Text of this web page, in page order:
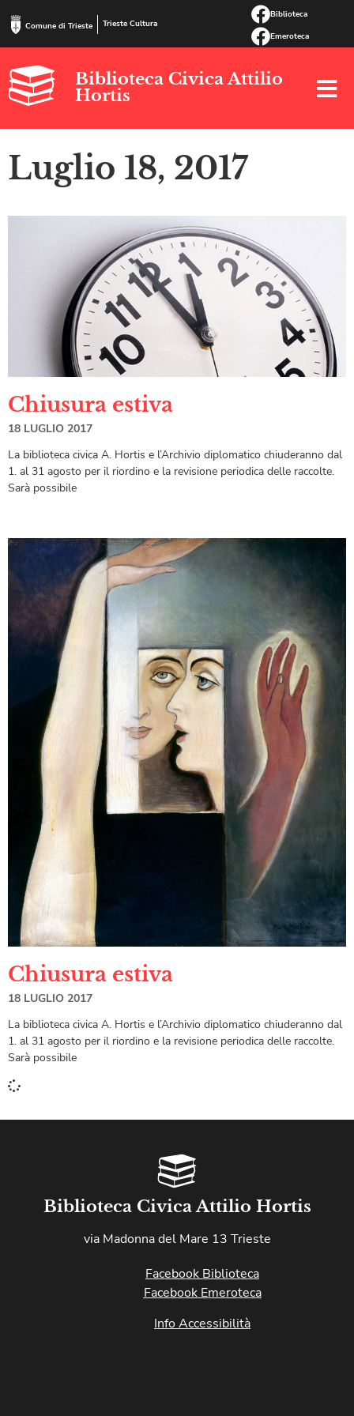
Comune di Trieste Trieste Cultura
Biblioteca
Emeroteca
Biblioteca Civica Attilio
Hortis
Luglio 18, 2017
Chiusura estiva
18 LUGLIO 2017
La biblioteca civica A. Hortis e l’Archivio diplomatico chiuderanno dal
1. al 31 agosto per il riordino e la revisione periodica delle raccolte.
Sarà possibile
Chiusura estiva
18 LUGLIO 2017
La biblioteca civica A. Hortis e l’Archivio diplomatico chiuderanno dal
1. al 31 agosto per il riordino e la revisione periodica delle raccolte.
Sarà possibile
Biblioteca Civica Attilio Hortis
via Madonna del Mare 13 Trieste
Facebook Biblioteca
Facebook Emeroteca
Info Accessibilità